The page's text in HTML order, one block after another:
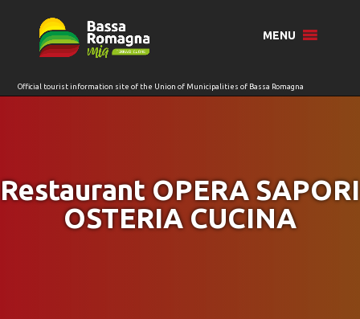
MENU
Restaurant OPERA SAPORI
OSTERIA CUCINA